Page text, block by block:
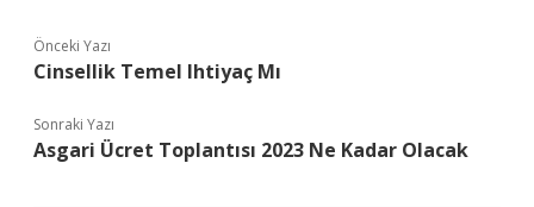
Önceki Yazı
Cinsellik Temel Ihtiyaç Mı
Sonraki Yazı
Asgari Ücret Toplantısı 2023 Ne Kadar Olacak